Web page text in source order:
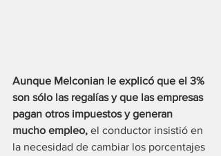
Aunque Melconian le explicó que el 3%
son sólo las regalías y que las empresas
pagan otros impuestos y generan
mucho empleo, el conductor insistió en
la necesidad de cambiar los porcentajes